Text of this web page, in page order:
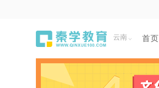
云南 首页